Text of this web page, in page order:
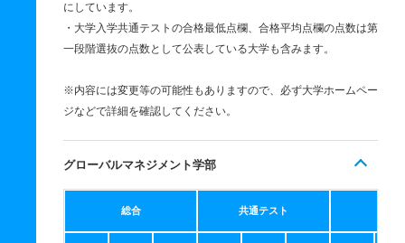
にしています。
・大学入学共通テストの合格最低点欄、合格平均点欄の点数は第
一段階選抜の点数として公表している大学も含みます。
※内容には変更等の可能性もありますので、必ず大学ホームペー
ジなどで詳細を確認してください。
グローバルマネジメント学部
総合 共通テスト